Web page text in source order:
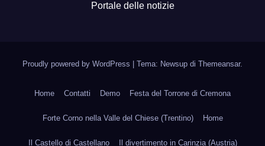
Portale delle notizie
Proudly powered by WordPress Tema: Newsup di Themeansar.
Home Contatti Demo Festa del Torrone di Cremona
Forte Corno nella Valle del Chiese (Trentino) Home
Il Castello di Castellano Il divertimento in Carinzia (Austria)